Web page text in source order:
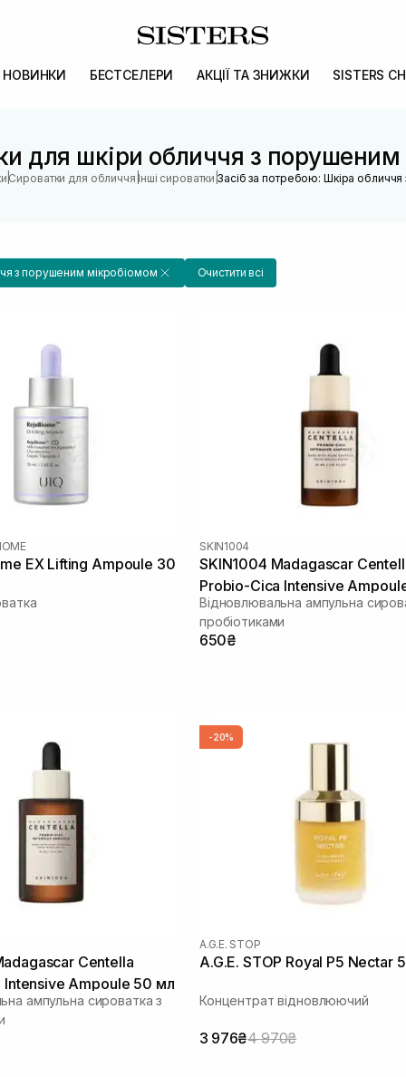
НОВИНКИ БЕСТСЕЛЕРИ АКЦІЇ ТА ЗНИЖКИ SISTERS
для шкіри обличчя з
|Сироватки для обличчя |Інші сироватки |Засіб за потребою: Шкіра
з порушеним мікробіомом Очистити всі
EX Lifting Ampoule 30
SKIN1004
SKIN1004 Madagascar
Probio-Cica Intensive
Відновлювальна ампульна
пробіотиками
650₴
Centella
Intensive Ampoule 50 мл
ампульна сироватка з
-20%
A.G.E. STOP
A.G.E. STOP Royal P5 Nectar
Концентрат відновлюючий
3 976₴4 970₴